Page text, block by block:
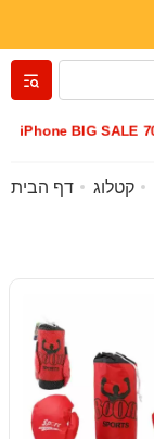
iPhone BIG SALE
Вернуться
דף הבית קטלוג